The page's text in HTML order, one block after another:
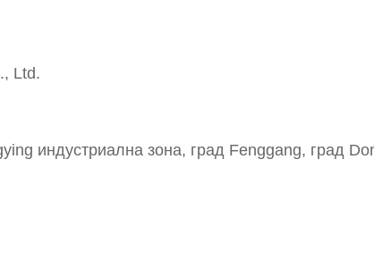
Ltd.
индустриална зона, град Fenggang, град